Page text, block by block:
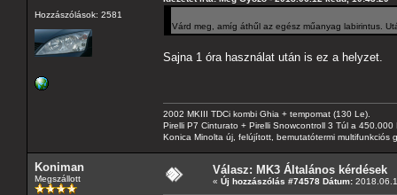
Hozzászólások: 2581
Várd meg, amíg áthűl az egész műanyag labirintus.
Sajna 1 óra használat után is ez a helyzet.
2002 MKIII TDCi kombi Ghia + tempomat (130 Le).
Pirelli P7 Cinturato + Pirelli Snowcontroll 3 Túl a 450.000
Konica Minolta új, felújított, bemutatótermi
Koniman
Megszállott
Válasz: MK3 Általános kérdések
« Új hozzászólás #74578 Dátum: